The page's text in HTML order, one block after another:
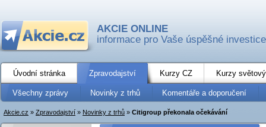
AKCIE ONLINE
informace pro Vaše úspěšné investice
Úvodní stránka Zpravodajství Kurzy CZ Kurzy
Všechny zprávy Novinky z trhů Komentáře a doporučení
Akcie.cz » Zpravodajství » Novinky z trhů » Citigroup překonala očekávání